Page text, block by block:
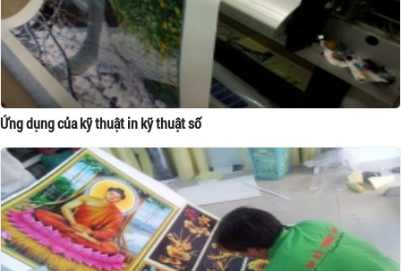
Ứng dụng của kỹ thuật in kỹ thuật số